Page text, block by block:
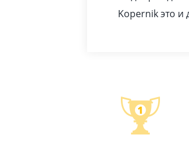
Kopernik это